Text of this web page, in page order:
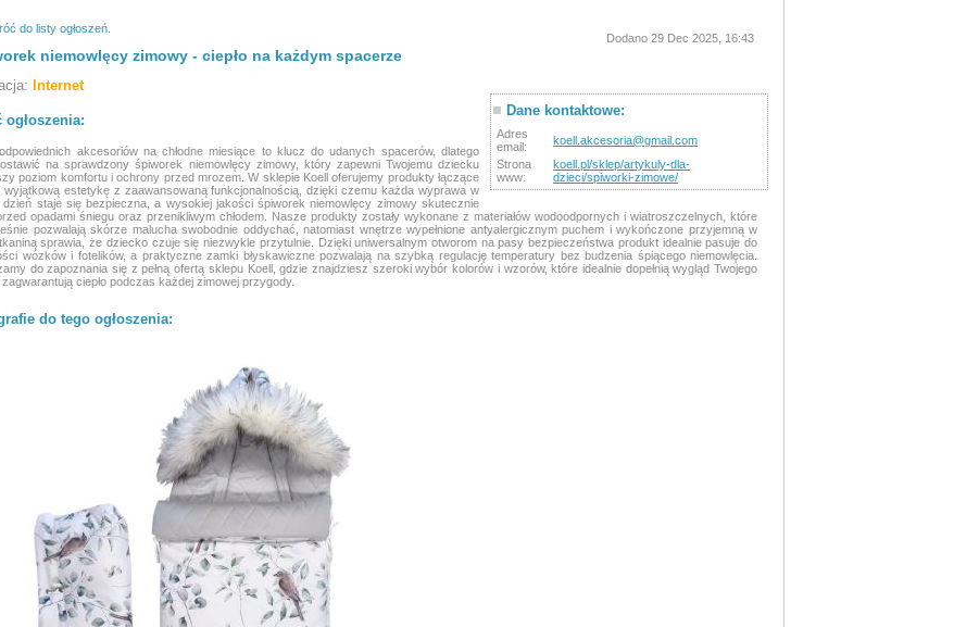
do listy ogłoszeń.
niemowlęcy zimowy - ciepło na każdym spacerze
Dodano 29 Dec 2025, 16:43
Internet
Dane kontaktowe:
Adres
email:
koell.akcesoria@gmail.com
Strona
www:
koell.pl/sklep/artykuly-dla-
dzieci/spiworki-zimowe/
ogłoszenia:
akcesoriów na chłodne miesiące to klucz do udanych spacerów, dlatego
na sprawdzony śpiworek niemowlęcy zimowy, który zapewni Twojemu dziecku
poziom komfortu i ochrony przed mrozem. W sklepie Koell oferujemy produkty łączące
wyjątkową estetykę z zaawansowaną funkcjonalnością, dzięki czemu każda wyprawa w
dzień staje się bezpieczna, a wysokiej jakości śpiworek niemowlęcy zimowy skutecznie
opadami śniegu oraz przenikliwym chłodem. Nasze produkty zostały wykonane z materiałów wodoodpornych i wiatroszczelnych, które
pozwalają skórze malucha swobodnie oddychać, natomiast wnętrze wypełnione antyalergicznym puchem i wykończone przyjemną w
sprawia, że dziecko czuje się niezwykle przytulnie. Dzięki uniwersalnym otworom na pasy bezpieczeństwa produkt idealnie pasuje do
wózków i fotelików, a praktyczne zamki błyskawiczne pozwalają na szybką regulację temperatury bez budzenia śpiącego niemowlęcia.
do zapoznania się z pełną ofertą sklepu Koell, gdzie znajdziesz szeroki wybór kolorów i wzorów, które idealnie dopełnią wygląd Twojego
ciepło podczas każdej zimowej przygody.
do tego ogłoszenia: